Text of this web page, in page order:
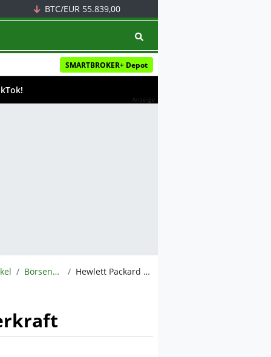
BTC/EUR 55.839,00
SMARTBROKER+ Depot
Anzeige
BörsenNEWS.de Hewlett Packard Enterprise mit bärenstarken Zahlen: Aktie zündet Kursturbo und entsagt der Schwerkraft